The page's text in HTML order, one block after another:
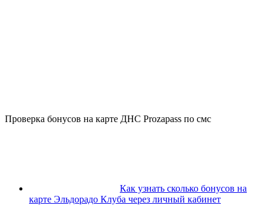
Проверка бонусов на карте ДНС Prozapass по смс
Как узнать сколько бонусов на
карте Эльдорадо Клуба через личный кабинет